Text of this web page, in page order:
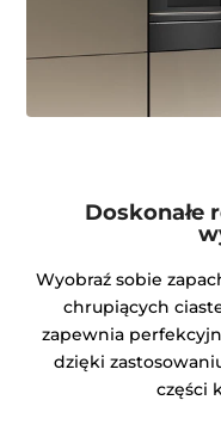
Doskonałe
Wyobraź sobie
chrupiących
zapewnia
dzięki
części